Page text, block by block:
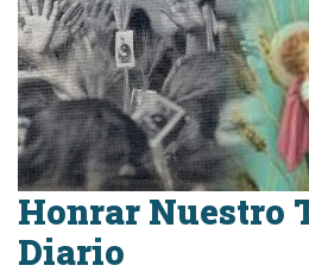
Honrar Nuestro
Diario